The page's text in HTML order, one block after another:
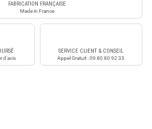
FABRICATION FRANÇAISE
Made in France
d'avis
SERVICE CLIENT & CONSEIL
Appel Gratuit : 09 80 80 92 33